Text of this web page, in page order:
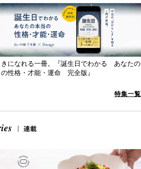
きになれる一冊。『誕生日でわかる あなたの
性格・才能・運命 完全版』
特集一覧